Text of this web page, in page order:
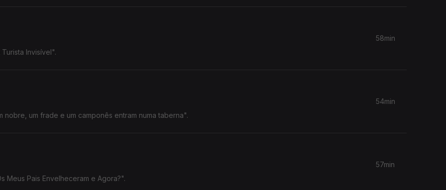
Invisível".
58min
um frade e um camponês entram numa taberna".
54min
Meus Pais Envelheceram e Agora?".
57min